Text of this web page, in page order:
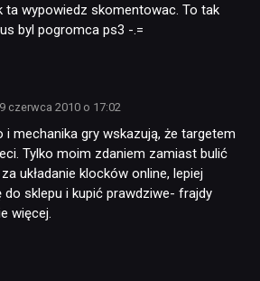
ta wypowiedz skomentowac. To tak
byl pogromca ps3 -.=
czerwca 2010 o 17:02
i mechanika gry wskazują, że targetem
Tylko moim zdaniem zamiast bulić
układanie klocków online, lepiej
do sklepu i kupić prawdziwe- frajdy
więcej.